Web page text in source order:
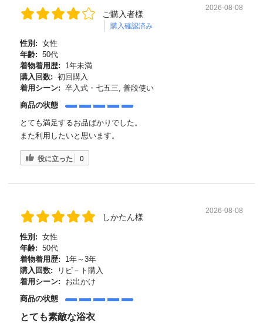
ご購入者様
購入確認済み
2026-08-08
性別: 女性
年齢: 50代
着物着用歴:
1年未満
購入回数: 初回購入
着用シーン: 卒入式・七五三, 普段使い
商品の状態
とても満足するお品ばかりでした。
また利用したいと思います。
役に立った 0
しかたん様
2026-08-08
性別: 女性
年齢: 50代
着物着用歴:
1年～3年
購入回数:
リピ－ト購入
着用シーン:
お出かけ
商品の状態
とても素敵な浴衣